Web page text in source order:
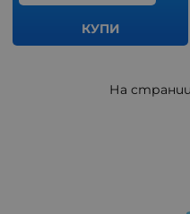
КУПИ
На